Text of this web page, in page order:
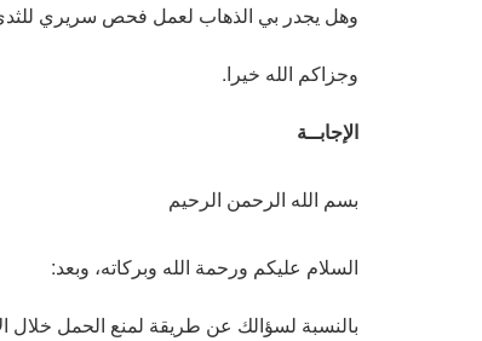
وهل يجدر بي الذهاب لعمل فحص سريري للثدي في مثل عمري 23 عاما؟ وهل يمكنني
وجزاكم الله خيرا.
الإجابــة
بسم الله الرحمن الرحيم
السلام عليكم ورحمة الله وبركاته، وبعد:
بالنسبة لسؤالك عن طريقة لمنع الحمل خلال